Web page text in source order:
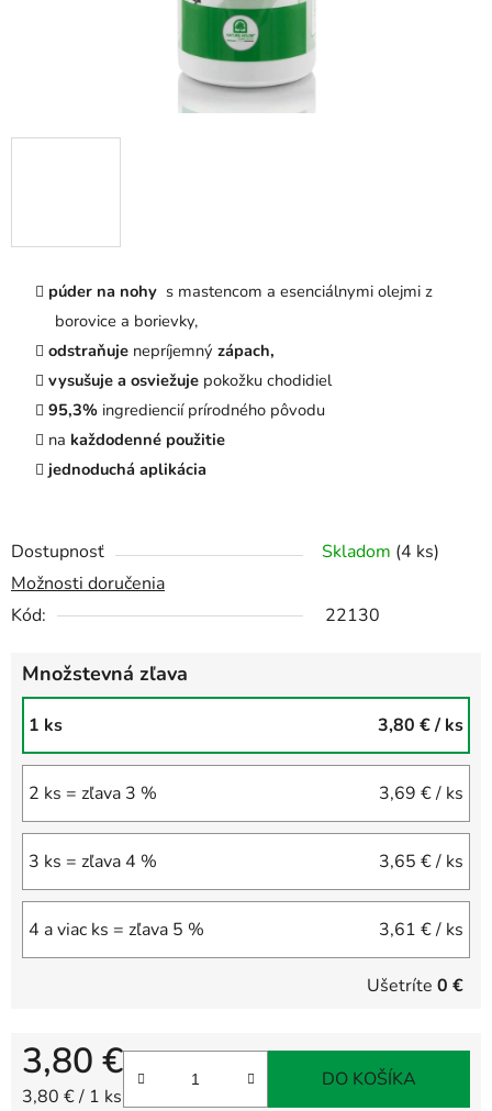
púder na nohy s mastencom a esenciálnymi olejmi z
borovice a borievky,
odstraňuje nepríjemný zápach,
vysušuje a osviežuje pokožku chodidiel
95,3% ingrediencií prírodného pôvodu
na každodenné použitie
jednoduchá aplikácia
Dostupnosť Skladom (4 ks)
Možnosti doručenia
Kód:
22130
Množstevná zľava
1 ks 3,80 €/ ks
2 ks = zľava 3 % 3,69 €/ ks
3 ks = zľava 4 % 3,65 €/ ks
4 a viac ks = zľava 5 % 3,61 €/ ks
Ušetríte 0 €
3,80 €
Jednotková cena:
3,80 € / 1 ks
DO KOŠÍKA